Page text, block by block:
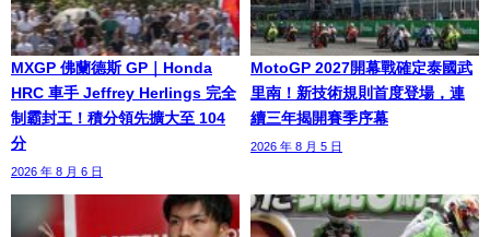
MXGP 佛蘭德斯 GP｜Honda
HRC 車手 Jeffrey Herlings 完全
制霸封王！積分領先擴大至 104
分
2026 年 8 月 6 日
MotoGP 2027開幕戰確定泰國武
里南！新技術規則首度登場，連
續三年揭開賽季序幕
2026 年 8 月 5 日